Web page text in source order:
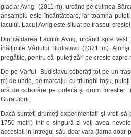
glaciar Avrig (2011 m), urcând pe culmea
ansamblu este încântătoare, iar toamna
lacului. Lacul Avrig este situat pe traseul
Din căldarea Lacului Avrig, urcând spre
înălţimile Vârfului Budislavu (2371 m).
pregătite, pentru că puteţi zări pe creste
De pe Vârful Budislavu coborâţi tot pe un
m) de unde, pe marcajul cu triunghi roşu,
oră de coborâre pe potecă şi drum forestier
Gura Jibrii.
Dacă sunteţi drumeţi experimentaţi şi vreţi
1750 metri) intr-o singură zi veţi avea
accesibil in intregul său doar vara (iarna doar